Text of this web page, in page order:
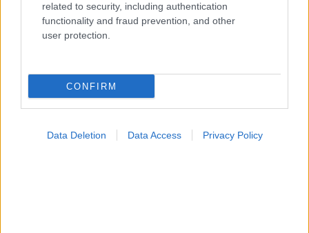
related to security, including authentication
functionality and fraud prevention, and other
user protection.
CONFIRM
Data Deletion Data Access Privacy Policy
ΜΠΕΙΤΕ ΣΤΗ ΣΥΖΗΤΗΣΗ
Προσθήκη Σχολίου